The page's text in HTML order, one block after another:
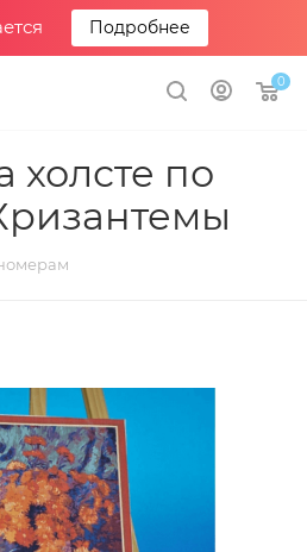
Подробнее
0
холсте по